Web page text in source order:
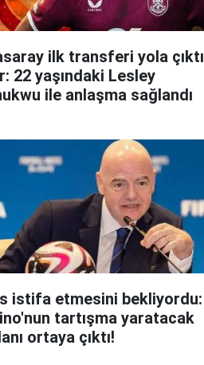
ilk transferi yola çıktı
22 yaşındaki Lesley
ile anlaşma sağlandı
istifa etmesini bekliyordu:
tartışma yaratacak
ortaya çıktı!